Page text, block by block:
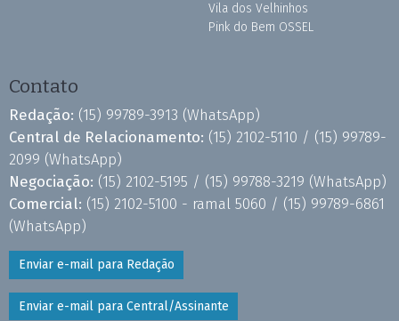
Vila dos Velhinhos
Pink do Bem OSSEL
Contato
Redação: (15) 99789-3913 (WhatsApp)
Central de Relacionamento: (15) 2102-5110 / (15) 99789-
2099 (WhatsApp)
Negociação: (15) 2102-5195 / (15) 99788-3219 (WhatsApp)
Comercial: (15) 2102-5100 - ramal 5060 / (15) 99789-6861
(WhatsApp)
Enviar e-mail para Redação
Enviar e-mail para Central/Assinante